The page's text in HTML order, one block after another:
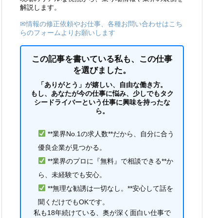
解説します。
✉情報の修正依頼やお仕事、各種お問い合わせはこち
らのフォームよりお願いします
この記事を書いている私も、この仕事
を選びました。
「ありがとう」が嬉しい、自由な働き方。
もし、あなたが今の仕事に悩み、少しでもタク
シードライバーという仕事に興味を持ったな
ら。
**業界No.1の求人数**だから、自分に合う
優良企業が見つかる。
**業界のプロに『無料』で相談できる**か
ら、未経験でも安心。
**無理な勧誘は一切なし。**安心して話を
聞くだけでもOKです。
私も18年続けている、奥が深く面白い仕事で